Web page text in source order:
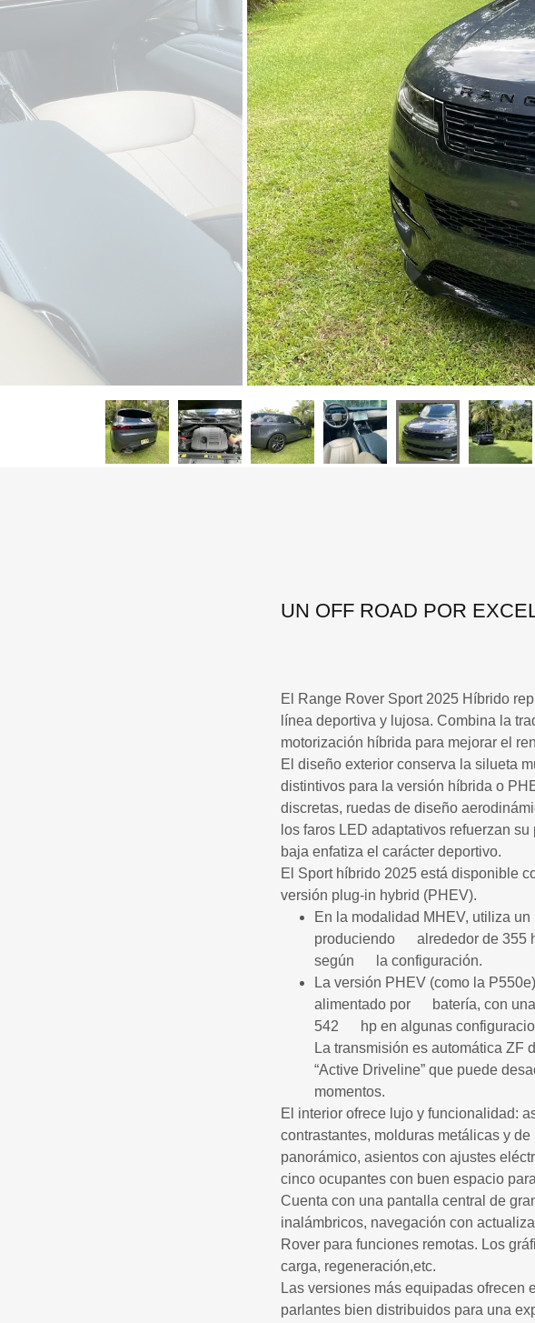
UN OFF ROAD POR
El Range Rover Sport 2025 Híbrido
línea deportiva y lujosa. Combina la
motorización híbrida para mejorar el
El diseño exterior conserva la silueta
distintivos para la versión híbrida o
discretas, ruedas de diseño
los faros LED adaptativos refuerzan
baja enfatiza el carácter deportivo.
El Sport híbrido 2025 está disponible
versión plug-in hybrid (PHEV).
En la modalidad MHEV, utiliza
produciendo alrededor de 355
según la configuración.
La versión PHEV (como la
alimentado por batería, con una
542 hp en algunas
La transmisión es automática
“Active Driveline” que puede
momentos.
El interior ofrece lujo y funcionalidad:
contrastantes, molduras metálicas y
panorámico, asientos con ajustes
cinco ocupantes con buen espacio
Cuenta con una pantalla central de
inalámbricos, navegación con
Rover para funciones remotas. Los
carga, regeneración,etc.
Las versiones más equipadas
parlantes bien distribuidos para una